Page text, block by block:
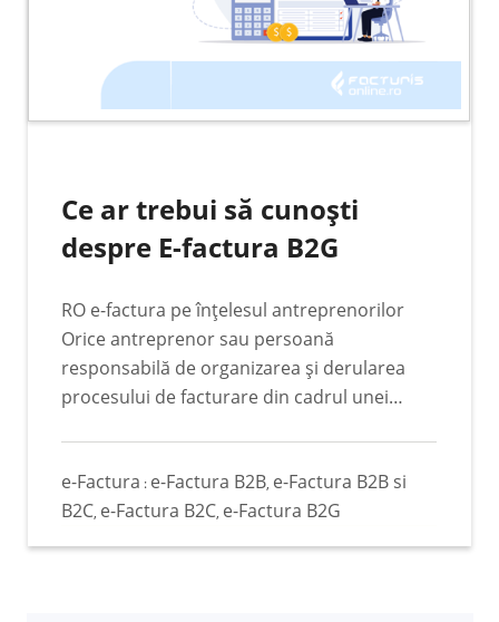
Ce ar trebui să cunoști
despre E-factura B2G
RO e-factura pe înțelesul antreprenorilor
Orice antreprenor sau persoană
responsabilă de organizarea și derularea
procesului de facturare din cadrul unei
RO e-facturii. De fapt, multitudinea de
informații care apar cu o rapiditate
remarcabilă te face să nu poți să rămâi
e-Factura : e-Factura B2B, e-Factura B2B si
B2C, e-Factura B2C, e-Factura B2G